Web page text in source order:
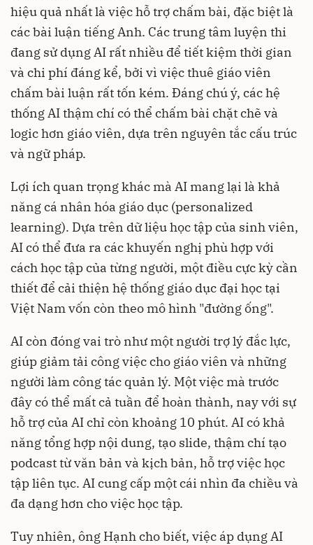
hiệu quả nhất là việc hỗ trợ chấm bài, đặc biệt là
các bài luận tiếng Anh. Các trung tâm luyện thi
đang sử dụng AI rất nhiều để tiết kiệm thời gian
và chi phí đáng kể, bởi vì việc thuê giáo viên
chấm bài luận rất tốn kém. Đáng chú ý, các hệ
thống AI thậm chí có thể chấm bài chặt chẽ và
logic hơn giáo viên, dựa trên nguyên tắc cấu trúc
và ngữ pháp.
Lợi ích quan trọng khác mà AI mang lại là khả
năng cá nhân hóa giáo dục (personalized
learning). Dựa trên dữ liệu học tập của sinh viên,
AI có thể đưa ra các khuyến nghị phù hợp với
cách học tập của từng người, một điều cực kỳ cần
thiết để cải thiện hệ thống giáo dục đại học tại
Việt Nam vốn còn theo mô hình "đường ống".
AI còn đóng vai trò như một người trợ lý đắc lực,
giúp giảm tải công việc cho giáo viên và những
người làm công tác quản lý. Một việc mà trước
đây có thể mất cả tuần để hoàn thành, nay với sự
hỗ trợ của AI chỉ còn khoảng 10 phút. AI có khả
năng tổng hợp nội dung, tạo slide, thậm chí tạo
podcast từ văn bản và kịch bản, hỗ trợ việc học
tập liên tục. AI cung cấp một cái nhìn đa chiều và
đa dạng hơn cho việc học tập.
Tuy nhiên, ông Hạnh cho biết, việc áp dụng AI